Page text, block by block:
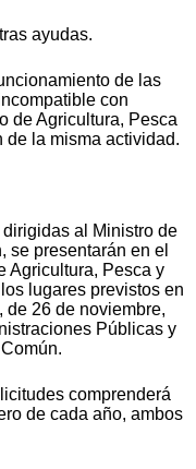
ayudas.
de las
con
de Agricultura, Pesca
la misma actividad.
al Ministro de
se presentarán en el
Agricultura, Pesca y
lugares previstos en
de 26 de noviembre,
Públicas y
comprenderá
de cada año, ambos